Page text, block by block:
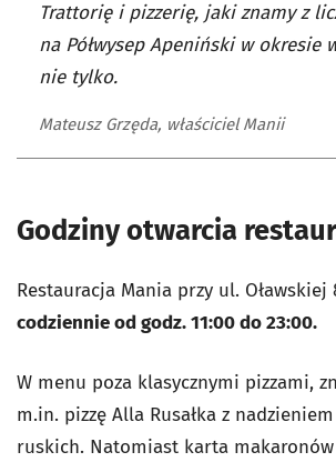
Trattorię i pizzerię, jaki znamy z
na Półwysep Apeniński w okresie
nie tylko.
Mateusz Grzęda, właściciel Manii
Godziny otwarcia
Restauracja Mania przy ul.
codziennie od godz. 11:00 do 23:00.
W menu poza klasycznymi pizzami,
m.in. pizzę Alla Rusałka z
ruskich. Natomiast karta